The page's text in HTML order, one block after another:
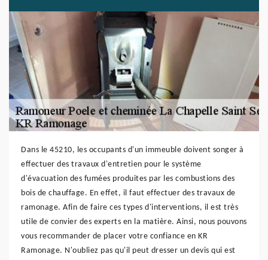
Dans le 45210, les occupants d'un immeuble doivent songer à
effectuer des travaux d'entretien pour le système
d'évacuation des fumées produites par les combustions des
bois de chauffage. En effet, il faut effectuer des travaux de
ramonage. Afin de faire ces types d'interventions, il est très
utile de convier des experts en la matière. Ainsi, nous pouvons
vous recommander de placer votre confiance en KR
Ramonage. N'oubliez pas qu'il peut dresser un devis qui est